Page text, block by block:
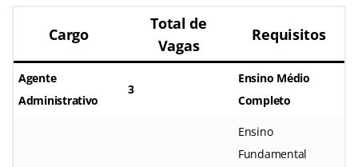
Cargo
Total de
Vagas
Requisitos
Agente
Administrativo
3
Ensino Médio
Completo
Ensino
Fundamental